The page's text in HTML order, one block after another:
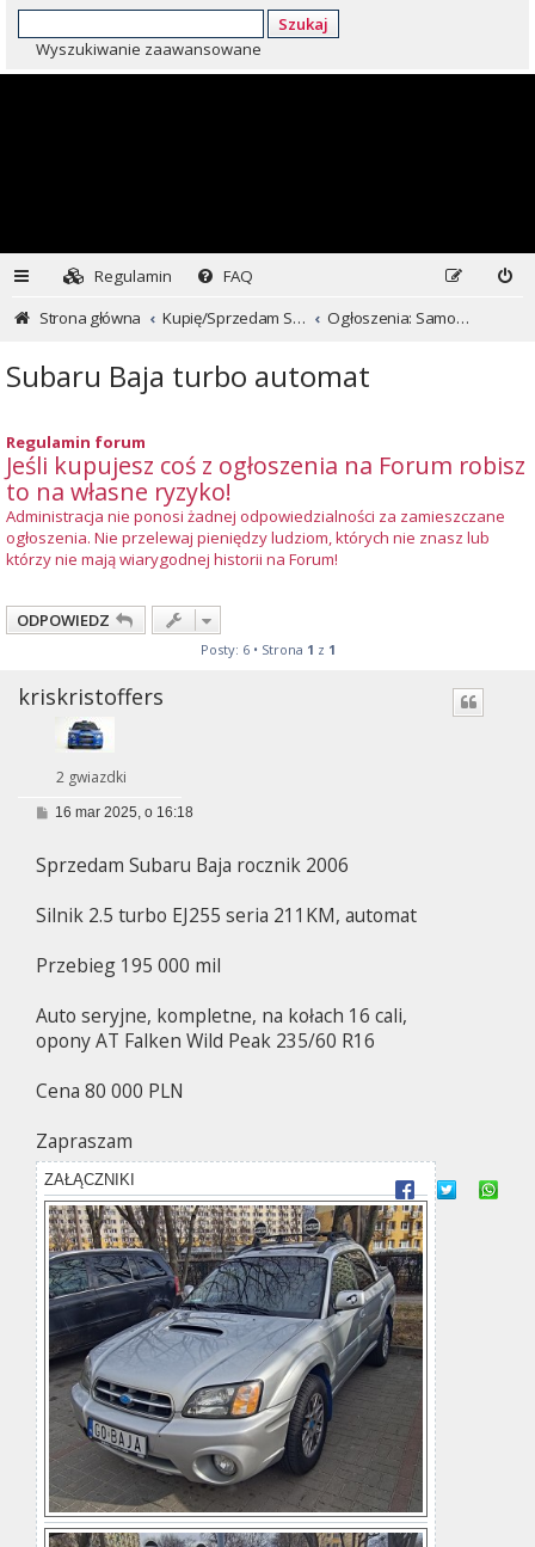
Szukaj
Wyszukiwanie zaawansowane
Regulamin
FAQ
Strona główna
Kupię/Sprzedam Subaru i nie tylko... Ogłoszenia: Samochody
Subaru Baja turbo automat
Regulamin forum
Jeśli kupujesz coś z ogłoszenia na Forum robisz
to na własne ryzyko!
Administracja nie ponosi żadnej odpowiedzialności za zamieszczane
ogłoszenia. Nie przelewaj pieniędzy ludziom, których nie znasz lub
którzy nie mają wiarygodnej historii na Forum!
ODPOWIEDZ
Posty: 6 • Strona 1 z 1
kriskristoffers
2 gwiazdki
P
t
16 mar 2025, o 16:18
Sprzedam Subaru Baja rocznik 2006
Silnik 2.5 turbo EJ255 seria 211KM, automat
Przebieg 195 000 mil
Auto seryjne, kompletne, na kołach 16 cali,
opony AT Falken Wild Peak 235/60 R16
Cena 80 000 PLN
Zapraszam
ZAŁĄCZNIKI